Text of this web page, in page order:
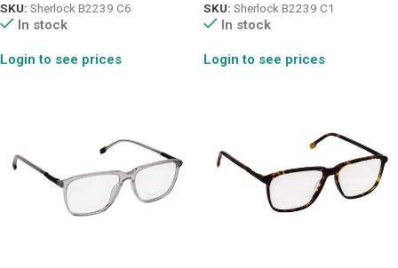
SKU: Sherlock B2239 C6
In stock
Login to see prices
SKU: Sherlock B2239 C1
In stock
Login to see prices